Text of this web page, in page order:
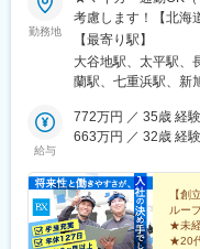
勤務地
考慮します！【北
宮城県 山形県 福
県 長野県 【首都
県 山梨県【中部
県 滋賀県 和歌山
県 愛媛県 高知県
なります）★オフィ
記の【勤務地一覧を
【最寄り駅】
大谷地駅、太平駅、
蘭駅、七重浜駅、新
荒井駅(宮城県)、東
わき駅、附属中学前
思川駅、偕楽園駅、
都)、瑞江駅、上北沢
駅、宮原駅、北戸田
駅、三郷駅(埼玉県)
給与
772万円 ／ 35歳 経
663万円 ／ 32歳 経
【創
ルー
★未
★20